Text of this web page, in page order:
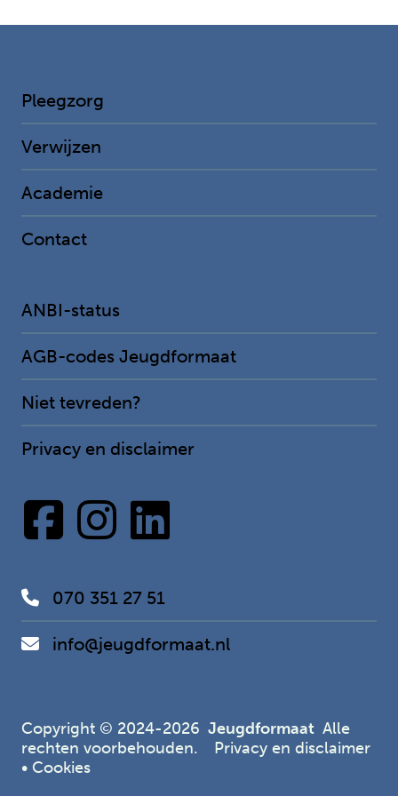
Pleegzorg
Verwijzen
Academie
Contact
ANBI-status
AGB-codes Jeugdformaat
Niet tevreden?
Privacy en disclaimer
070 351 27 51
info@jeugdformaat.nl
Copyright © 2024-2026 Jeugdformaat Alle
rechten voorbehouden.
Privacy en disclaimer
• Cookies